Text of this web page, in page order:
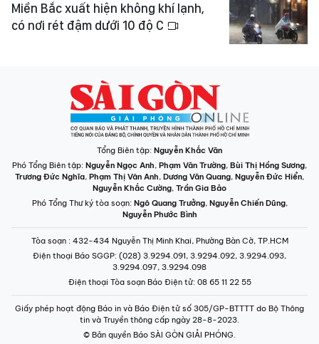
Miền Bắc xuất hiện không khí lạnh,
có nơi rét đậm dưới 10 độ C
Tổng Biên tập: Nguyễn Khắc Văn
Phó Tổng Biên tập: Nguyễn Ngọc Anh, Phạm Văn Trường, Bùi Thị Hồng Sương,
Trương Đức Nghĩa, Phạm Thị Vân Anh, Dương Văn Quang, Nguyễn Đức Hiển,
Nguyễn Khắc Cường, Trần Gia Bảo
Phó Tổng Thư ký tòa soạn: Ngô Quang Trưởng, Nguyễn Chiến Dũng,
Nguyễn Phước Bình
Tòa soạn : 432-434 Nguyễn Thị Minh Khai, Phường Bàn Cờ, TP.HCM
Điện thoại Báo SGGP: (028) 3.9294.091, 3.9294.092, 3.9294.093,
3.9294.097, 3.9294.098
Điện thoại Tòa soạn Báo Điện tử: 08 65 11 22 55
Giấy phép hoạt động Báo in và Báo Điện tử số 305/GP-BTTTT do Bộ Thông
tin và Truyền thông cấp ngày 28-8-2023.
© Bản quyền Báo SÀI GÒN GIẢI PHÓNG.